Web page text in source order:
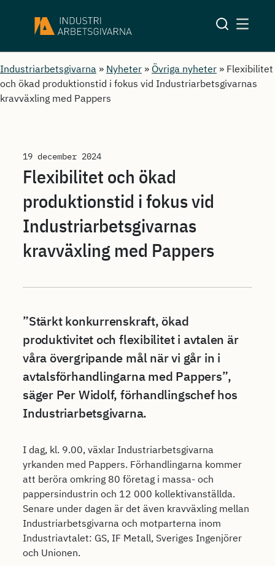
Industriarbetsgivarna » Nyheter » Övriga nyheter » Flexibilitet
och ökad produktionstid i fokus vid Industriarbetsgivarnas
kravväxling med Pappers
19 december 2024
Flexibilitet och ökad
produktionstid i fokus vid
Industriarbetsgivarnas
kravväxling med Pappers
”Stärkt konkurrenskraft, ökad
produktivitet och flexibilitet i avtalen är
våra övergripande mål när vi går in i
avtalsförhandlingarna med Pappers”,
säger Per Widolf, förhandlingschef hos
Industriarbetsgivarna.
I dag, kl. 9.00, växlar Industriarbetsgivarna
yrkanden med Pappers. Förhandlingarna kommer
att beröra omkring 80 företag i massa- och
pappersindustrin och 12 000 kollektivanställda.
Senare under dagen är det även kravväxling mellan
Industriarbetsgivarna och motparterna inom
Industriavtalet: GS, IF Metall, Sveriges Ingenjörer
och Unionen.